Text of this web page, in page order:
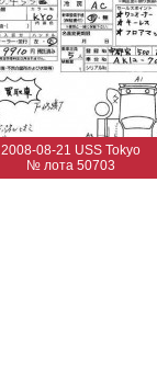
2008-08-21 USS Tokyo
№ лота 50703